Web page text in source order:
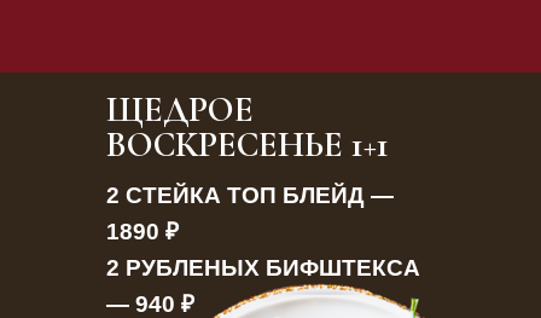
ЩЕДРОЕ
ВОСКРЕСЕНЬЕ 1+1
2 СТЕЙКА ТОП БЛЕЙД —
1890 ₽
2 РУБЛЕНЫХ БИФШТЕКСА
— 940 ₽